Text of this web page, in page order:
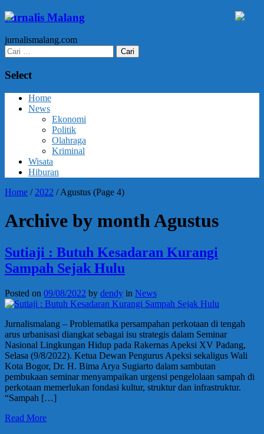
Jurnalis Malang
jurnalismalang.com
Cari
untuk:
Select
Home
News
Ekonomi
Politik
Olahraga
Kriminal
Wisata
Hiburan
Home / 2022 /Agustus (Page 4)
Archive by month Agustus
Sutiaji : Butuh Kesadaran Kurangi
Sampah Sejak Hulu
Posted on 09/08/2022 by dendy in News
Jurnalismalang – Problematika persampahan perkotaan di tengah
arus urbanisasi diangkat sebagai isu strategis dalam Seminar
Nasional Lingkungan Hidup pada Rakernas Apeksi XV Padang,
Selasa (9/8/2022). Ketua Dewan Pengurus Apeksi sekaligus Wali
Kota Bogor, Dr. H. Bima Arya Sugiarto dalam sambutan
pembukaan seminar menyampaikan urgensi pengelolaan sampah di
perkotaan memerlukan fondasi kultur, struktur dan infrastruktur.
“Sampah […]
Read More